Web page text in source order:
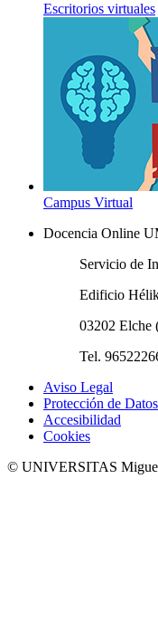
Escritorios virtuales
Campus Virtual
Docencia Online
Servicio de
Edificio
03202 Elche
Tel.
Aviso Legal
Protección de Datos
Accesibilidad
Cookies
© UNIVERSITAS